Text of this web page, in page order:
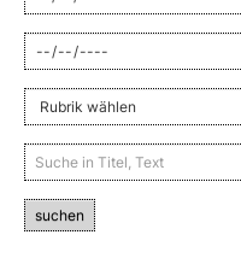
suchen